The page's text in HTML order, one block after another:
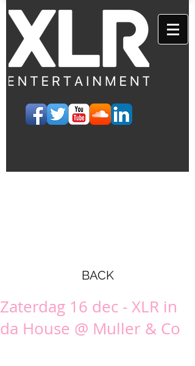
BACK
Zaterdag 16 dec - XLR in
da House @ Muller & Co